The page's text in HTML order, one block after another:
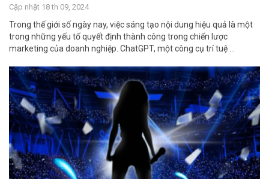
Cập nhật 18 th 09, 2024
Trong thế giới số ngày nay, việc sáng tạo nội dung hiệu quả là một
trong những yếu tố quyết định thành công trong chiến lược
marketing của doanh nghiệp. ChatGPT, một công cụ trí tuệ ...